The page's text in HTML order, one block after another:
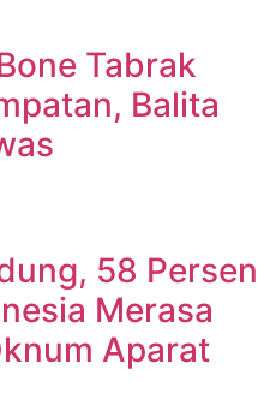
Tabrak
Balita
58 Persen
Merasa
Aparat